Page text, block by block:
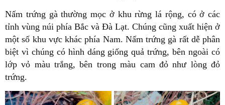
Nấm trứng gà thường mọc ở khu rừng lá rộng, có ở các
tỉnh vùng núi phía Bắc và Đà Lạt. Chúng cũng xuất hiện ở
một số khu vực khác phía Nam. Nấm trứng gà rất dễ phân
biệt vì chúng có hình dáng giống quả trứng, bên ngoài có
lớp vỏ màu trắng, bên trong màu cam đỏ như lòng đỏ
trứng.